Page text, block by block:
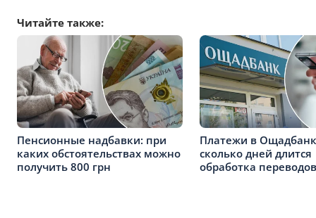
Читайте также:
Пенсионные надбавки: при
каких обстоятельствах можно
получить 800 грн
Платежи в
сколько дней длится
обработка переводов